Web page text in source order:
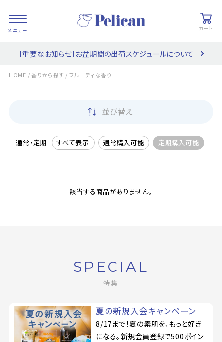
カート
PRODUCTS/ 商品を探す
ペリカン石鹸について
ご利用案内
［重要なお知らせ］お盆期間の出荷スケジュールについて
HOME / 香りから探す / フルーティな香り
並び替え
通常・定期 すべて表示 通常購入可能 定期購入可能
該当する商品がありません。
SPECIAL
特集
夏の新規入会キャンペーン
8/17まで！夏の素肌を、もっと好き
になる。新規会員登録で500ポイン